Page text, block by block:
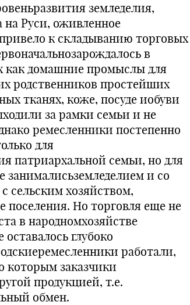
земледелия,
на Руси, оживленное
к складыванию торговых
в
как домашние промыслы для
родственников простейших
тканях, коже, посуде иобуви
за рамки семьи и не
ремесленники постепенно
для
патриархальной семьи, но для
и со
сельским хозяйством,
поселения. Но торговля еще не
в народномхозяйстве
глубоко
работали,
которым заказчики
продукцией, т.е.
обмен.